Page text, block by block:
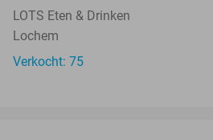
LOTS Eten & Drinken
Lochem
Verkocht: 75